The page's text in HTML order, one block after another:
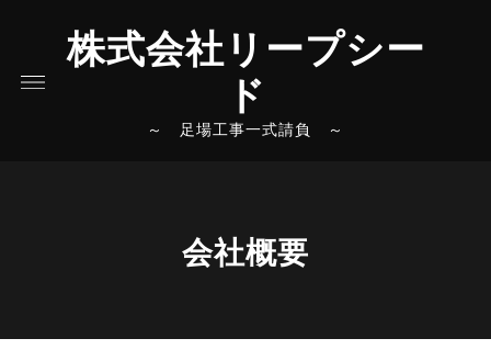
株式会社リープシー
ド
～ 足場工事一式請負 ～
会社概要